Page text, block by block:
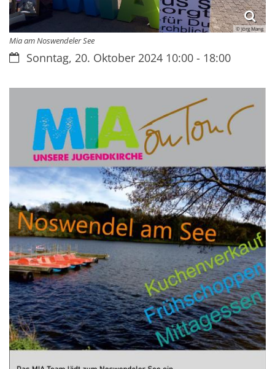
© Jörg Mang
Mia am Noswendeler See
Datum:Sonntag, 20. Oktober 2024 10:00 - 18:00